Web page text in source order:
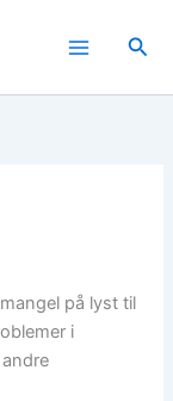
Søg
på lyst til
i